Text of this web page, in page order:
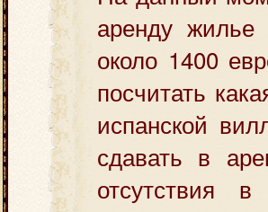
аренду
около 1400
посчитать
испанской
сдавать в
отсутствия